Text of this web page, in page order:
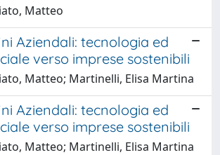
Matteo
Aziendali: tecnologia ed
verso imprese sostenibili
Matteo; Martinelli, Elisa Martina
Aziendali: tecnologia ed
verso imprese sostenibili
Matteo; Martinelli, Elisa Martina